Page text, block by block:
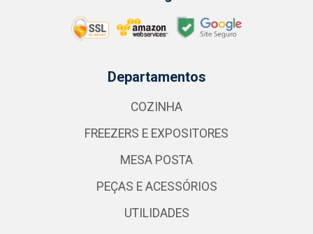
Departamentos
COZINHA
FREEZERS E EXPOSITORES
MESA POSTA
PEÇAS E ACESSÓRIOS
UTILIDADES